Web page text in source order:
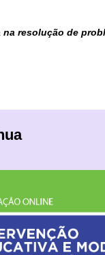
na resolução de